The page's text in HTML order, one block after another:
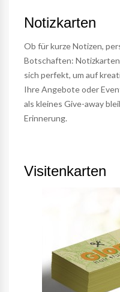
Notizkarten
Ob für kurze Notizen,
Botschaften:
sich perfekt, um auf
Ihre Angebote oder
als kleines Give-away
Erinnerung.
Visitenkarten